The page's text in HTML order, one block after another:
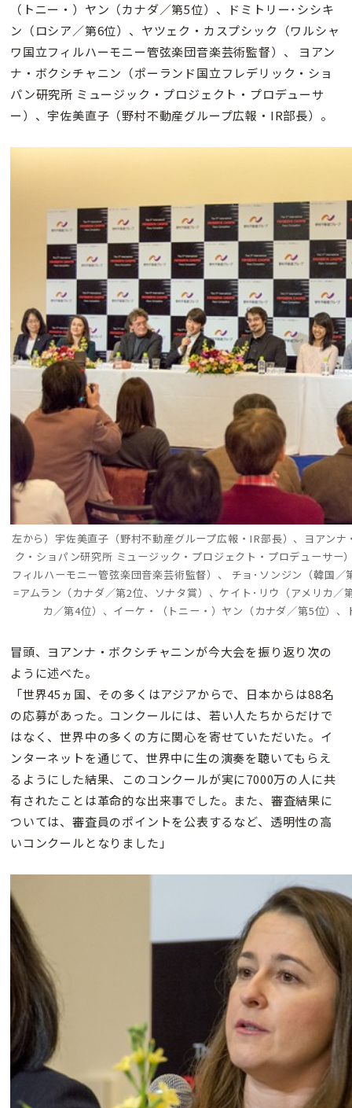
（トニー・）ヤン（カナダ／第5位）、ドミトリー･シシキ
ン（ロシア／第6位）、ヤツェク・カスプシック（ワルシャ
ワ国立フィルハーモニー管弦楽団音楽芸術監督）、 ヨアン
ナ・ボクシチャニン（ポーランド国立フレデリック・ショ
パン研究所 ミュージック・プロジェクト・プロデューサ
ー）、宇佐美直子（野村不動産グループ広報・IR部長）。
左から）宇佐美直子（野村不動産グループ広報・IR部長）、ヨアン
ク・ショパン研究所 ミュージック・プロジェクト・プロデューサー
フィルハーモニー管弦楽団音楽芸術監督）、 チョ･ソンジン（韓国
=アムラン（カナダ／第2位、ソナタ賞）、ケイト･リウ（アメリカ
カ／第4位）、イーケ・（トニー・）ヤン（カナダ／第5位）
冒頭、ヨアンナ・ボクシチャニンが今大会を振り返り次の
ように述べた。
「世界45ヵ国、その多くはアジアからで、日本からは88名
の応募があった。コンクールには、若い人たちからだけで
はなく、世界中の多くの方に関心を寄せていただいた。イ
ンターネットを通じて、世界中に生の演奏を聴いてもらえ
るようにした結果、このコンクールが実に7000万の人に共
有されたことは革命的な出来事でした。また、審査結果に
ついては、審査員のポイントを公表するなど、透明性の高
いコンクールとなりました」